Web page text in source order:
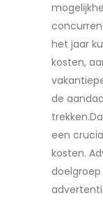
het jaar
kosten,
de
een
kosten.